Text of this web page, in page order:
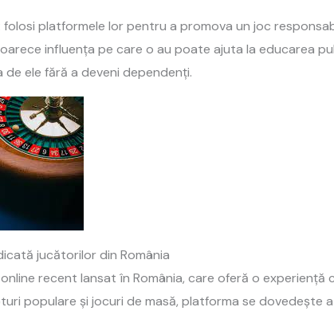
platformele lor pentru a promova un joc
influența pe care o au poate ajuta la educarea
ele fără a deveni dependenți.
jucătorilor din România
recent lansat în România, care oferă o
populare și jocuri de masă, platforma se dovedește